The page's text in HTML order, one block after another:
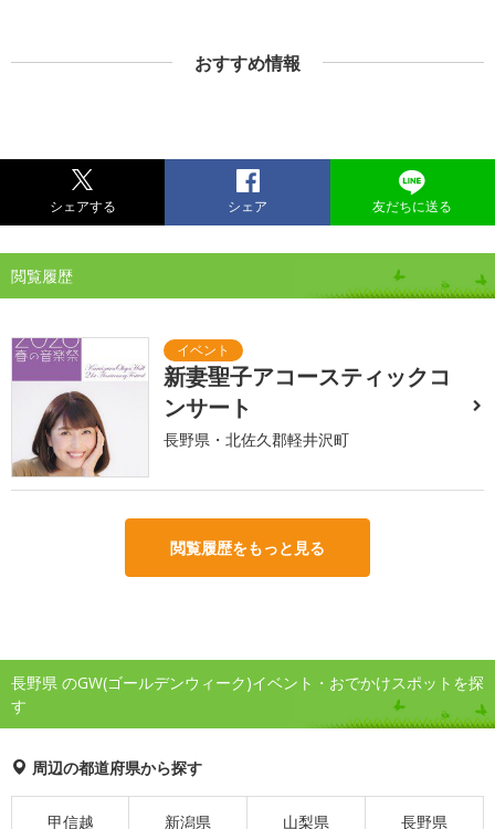
おすすめ情報
シェアする シェア 友だちに送る
閲覧履歴
新妻聖子アコースティックコ
ンサート
長野県・北佐久郡軽井沢町
閲覧履歴をもっと見る
長野県 のGW(ゴールデンウィーク)イベント・おでかけスポットを探
す
周辺の都道府県から探す
甲信越 新潟県 山梨県 長野県